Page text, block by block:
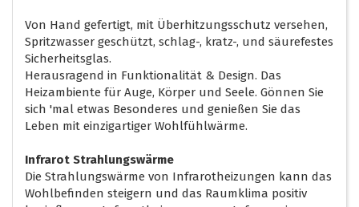
Von Hand gefertigt, mit Überhitzungsschutz versehen,
Spritzwasser geschützt, schlag-, kratz-, und säurefestes
Sicherheitsglas.
Herausragend in Funktionalität & Design. Das
Heizambiente für Auge, Körper und Seele. Gönnen Sie
sich 'mal etwas Besonderes und genießen Sie das
Leben mit einzigartiger Wohlfühlwärme.
Infrarot Strahlungswärme
Die Strahlungswärme von Infrarotheizungen kann das
Wohlbefinden steigern und das Raumklima positiv